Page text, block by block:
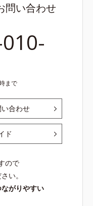
問い合わせ
まで
合わせ
ド
ので
い。
がりやすい